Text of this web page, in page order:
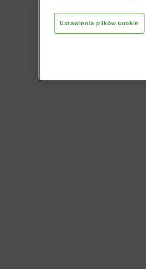
Ustawienia plików cookie